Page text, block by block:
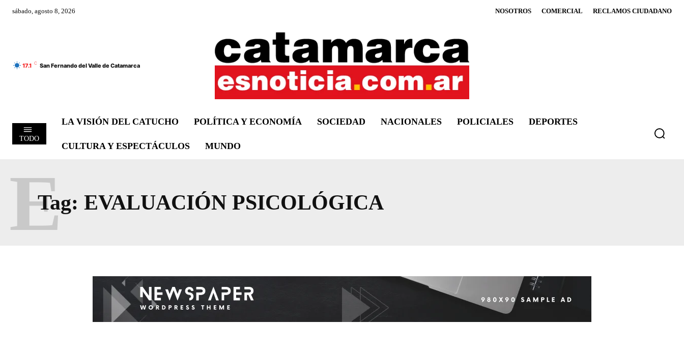
sábado, agosto 8, 2026 NOSOTROS COMERCIAL RECLAMOS CIUDADANO
17.1 C San Fernando del Valle de Catamarca
TODO
LA VISIÓN DEL CATUCHO POLÍTICA Y ECONOMÍA SOCIEDAD NACIONALES POLICIALES DEPORTES
CULTURA Y ESPECTÁCULOS MUNDO
Tag: EVALUACIÓN PSICOLÓGICA
E